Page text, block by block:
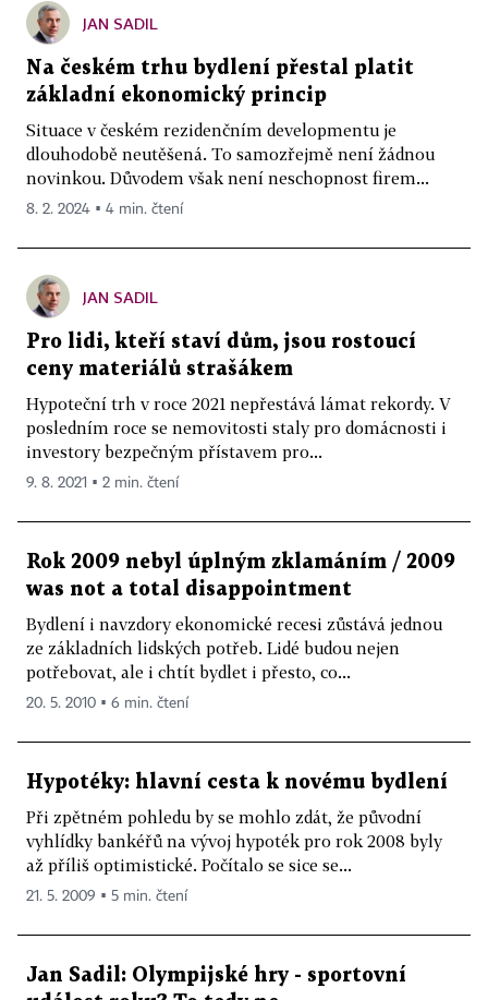
JAN SADIL
Na českém trhu bydlení přestal platit
základní ekonomický princip
Situace v českém rezidenčním developmentu je
dlouhodobě neutěšená. To samozřejmě není žádnou
novinkou. Důvodem však není neschopnost firem...
8. 2. 2024 ▪ 4 min. čtení
JAN SADIL
Pro lidi, kteří staví dům, jsou rostoucí
ceny materiálů strašákem
Hypoteční trh v roce 2021 nepřestává lámat rekordy. V
posledním roce se nemovitosti staly pro domácnosti i
investory bezpečným přístavem pro...
9. 8. 2021 ▪ 2 min. čtení
Rok 2009 nebyl úplným zklamáním / 2009
was not a total disappointment
Bydlení i navzdory ekonomické recesi zůstává jednou
ze základních lidských potřeb. Lidé budou nejen
potřebovat, ale i chtít bydlet i přesto, co...
20. 5. 2010 ▪ 6 min. čtení
Hypotéky: hlavní cesta k novému bydlení
Při zpětném pohledu by se mohlo zdát, že původní
vyhlídky bankéřů na vývoj hypoték pro rok 2008 byly
až příliš optimistické. Počítalo se sice se...
21. 5. 2009 ▪ 5 min. čtení
Jan Sadil: Olympijské hry - sportovní